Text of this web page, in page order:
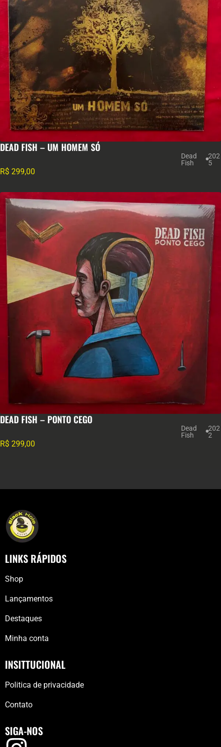
DEAD FISH – UM HOMEM SÓ
Dead
Fish
202
5
R$ 299,00
DEAD FISH – PONTO CEGO
Dead
Fish
202
2
R$ 299,00
LINKS RÁPIDOS
Shop
Lançamentos
Destaques
Minha conta
INSITTUCIONAL
Politica de privacidade
Contato
SIGA-NOS